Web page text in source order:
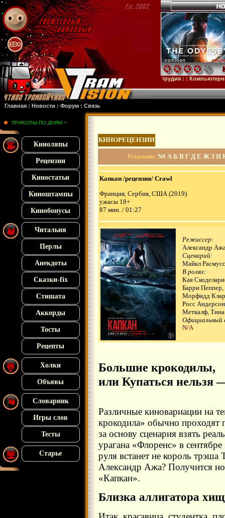
Главная : Новости : Форум : Связь
: :28 лет спустя : :Смерть единорога : :Компьютерные
ПРИКОЛЫ ПО ДНЯМ >
Киноляпы
Рецензии
Киностатьи
Киноштампы
Кинобонусы
Читальня
Перлы
Анекдоты
Сказки-fix
Стишата
Аккорды
Тосты
Рецепты
Холки
Объявы
Словарник
Игры слов
Тесты
Старье
КИНОРЕЦЕНЗИИ
Рецензии: N# А Б В Г Д Е Ж З И
Капкан /рецензия/ Crawl
Франция, Сербия, США (2019)
ужасы 18+
87 мин. / 01:27
Режиссер:
Александр
Сценарий:
Майкл
В ролях:
Кая
Барри Пеппер,
Морфидд
Росс
Меткалф,
Официальный
N/A
Большие крокодилы,
или Купаться нельзя
Различные киновариации на
крокодила» обычно проходят
за основу сценария взять
урагана «Флоренс» в
руля встанет не король
Александр Ажа? Получится
«Капкан».
Близка аллигатора